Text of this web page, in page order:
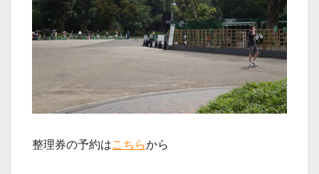
整理券の予約はこちらから